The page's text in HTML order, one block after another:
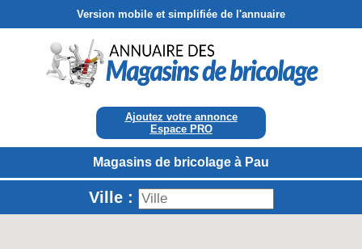
Version mobile et simplifiée de l'annuaire
Ajoutez votre annonce
Espace PRO
Magasins de bricolage à Pau
Ville :